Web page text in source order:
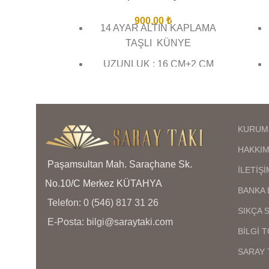
900,00 ₺
14 AYAR ALTIN KAPLAMA
TAŞLI KÜNYE
UZUNLUK : 16 CM+2 CM
KALİTESİNDEDİR
AİTTİR SİZİ YANILTMAZ
KARGO TESLİMAT SÜRESİ 3
İŞ GÜNÜ İÇİNDEDİR
ÜRÜNLERİMİZ SUYA
Paşamsultan Mah. Saraçhane Sk.
No.10/C Merkez KÜTAHYA
Telefon: 0 (546) 817 31 26
E-Posta: bilgi@saraytaki.com
BANKA
SIKÇA
BİLGİ
SARAY